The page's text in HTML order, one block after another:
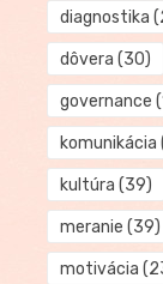
diagnostika
dôvera (30)
governance
komunikácia
kultúra (39)
meranie (39)
motivácia